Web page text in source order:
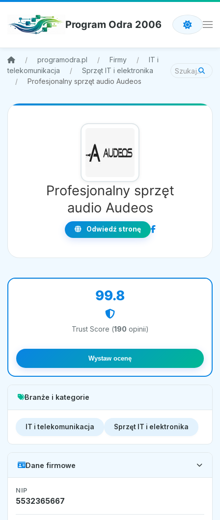
Program Odra 2006
programodra.pl Firmy
IT i
telekomunikacja
Sprzęt IT i elektronika
Profesjonalny sprzęt audio Audeos
Profesjonalny sprzęt
audio Audeos
Odwiedź stronę
99.8
Trust Score (190 opinii)
Wystaw ocenę
Branże i kategorie
IT i telekomunikacja Sprzęt IT i elektronika
Dane firmowe
NIP
5532365667